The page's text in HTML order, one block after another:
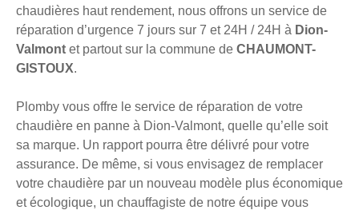
chaudières haut rendement, nous offrons un service de
réparation d’urgence 7 jours sur 7 et 24H / 24H à Dion-
Valmont et partout sur la commune de CHAUMONT-
GISTOUX.
Plomby vous offre le service de réparation de votre
chaudière en panne à Dion-Valmont, quelle qu’elle soit
sa marque. Un rapport pourra être délivré pour votre
assurance. De même, si vous envisagez de remplacer
votre chaudière par un nouveau modèle plus économique
et écologique, un chauffagiste de notre équipe vous